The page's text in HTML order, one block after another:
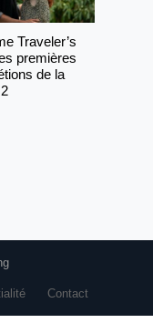
Traveler’s
premières
de la
Contact